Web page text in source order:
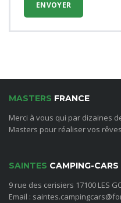
MASTERS FRANCE
Merci à vous qui par dizaines
Masters pour réaliser vos
SAINTES CAMPING-CARS
9 rue des cerisiers 17100 LES
Email :